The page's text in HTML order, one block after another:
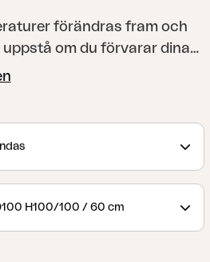
förändras fram och
uppstå om du förvarar dina
som inte andas. Det är
Med ett andningsbart och
från Brafab
och inte riskerar att ta
är också ett smart sätt att
H100/100 / 60 cm